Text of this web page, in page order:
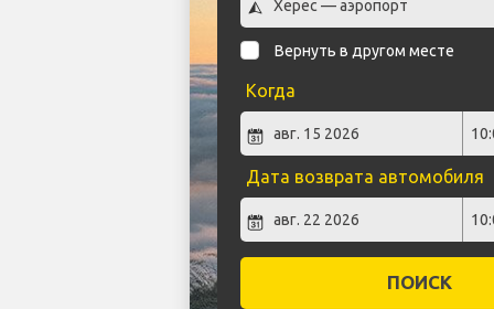
Вернуть в другом месте
Когда
Дата возврата автомобиля
ПОИСК